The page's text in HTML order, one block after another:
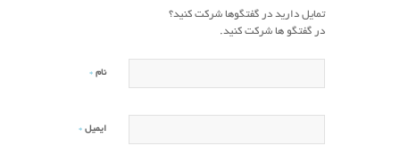
تمایل دارید در گفتگوها شرکت کنید؟
در گفتگو ها شرکت کنید.
نام *
ایمیل *